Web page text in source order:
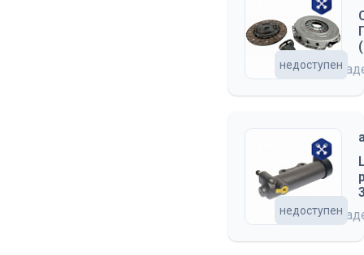
на
недоступен
на
недоступен